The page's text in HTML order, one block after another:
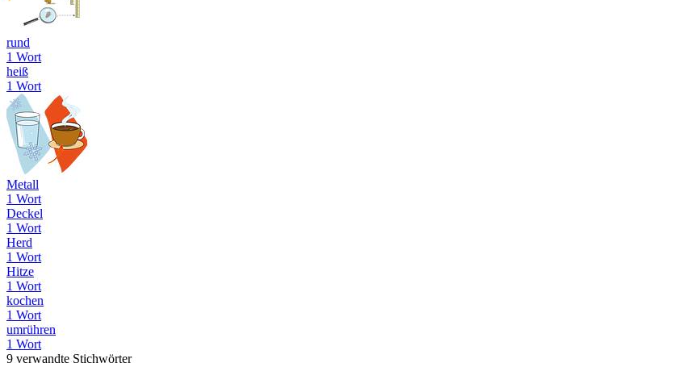
rund
1 Wort
heiß
1 Wort
Metall
1 Wort
Deckel
1 Wort
Herd
1 Wort
Hitze
1 Wort
kochen
1 Wort
umrühren
1 Wort
9 verwandte Stichwörter